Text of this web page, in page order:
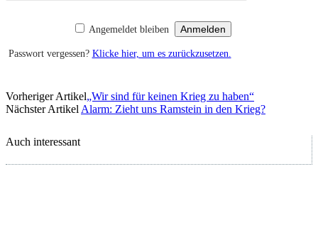
Angemeldet bleiben
Passwort vergessen? Klicke hier, um es zurückzusetzen.
Vorheriger Artikel„Wir sind für keinen Krieg zu haben“
Nächster Artikel Alarm: Zieht uns Ramstein in den Krieg?
Auch interessant